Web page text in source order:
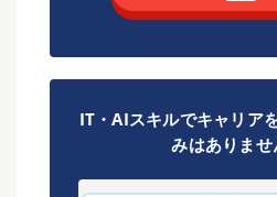
IT・AIスキルでキャリア
みはありませ